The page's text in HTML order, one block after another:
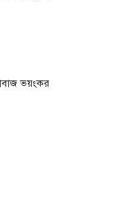
ভয়ংকর